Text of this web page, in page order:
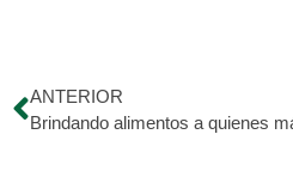
ANTERIOR
Brindando alimentos a quienes